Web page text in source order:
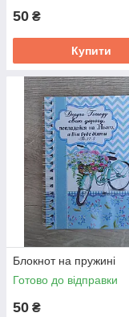
50 ₴
Купити
Блокнот на пружині
Готово до відправки
50 ₴